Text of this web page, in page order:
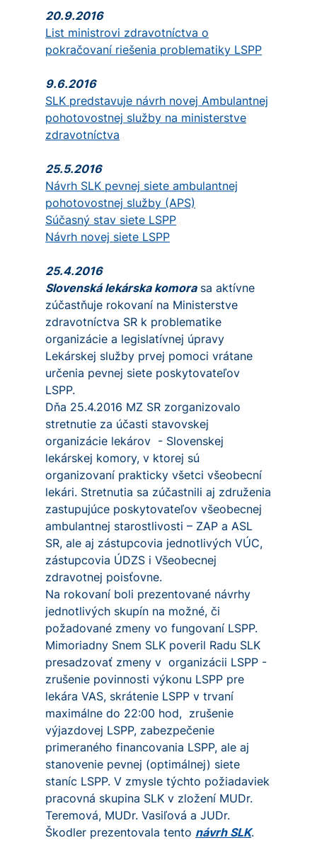
20.9.2016
List ministrovi zdravotníctva o
pokračovaní riešenia problematiky LSPP
9.6.2016
SLK predstavuje návrh novej Ambulantnej
pohotovostnej služby na ministerstve
zdravotníctva
25.5.2016
Návrh SLK pevnej siete ambulantnej
pohotovostnej služby (APS)
Súčasný stav siete LSPP
Návrh novej siete LSPP
25.4.2016
Slovenská lekárska komorasa aktívne
zúčastňuje rokovaní na Ministerstve
zdravotníctva SR k problematike
organizácie a legislatívnej úpravy
Lekárskej služby prvej pomoci vrátane
určenia pevnej siete poskytovateľov
LSPP.
Dňa 25.4.2016 MZ SR zorganizovalo
stretnutie za účasti stavovskej
organizácie lekárov - Slovenskej
lekárskej komory, v ktorej sú
organizovaní prakticky všetci všeobecní
lekári. Stretnutia sa zúčastnili aj združenia
zastupujúce poskytovateľov všeobecnej
ambulantnej starostlivosti – ZAP a ASL
SR, ale aj zástupcovia jednotlivých VÚC,
zástupcovia ÚDZS i Všeobecnej
zdravotnej poisťovne.
Na rokovaní boli prezentované návrhy
jednotlivých skupín na možné, či
požadované zmeny vo fungovaní LSPP.
Mimoriadny Snem SLK poveril Radu SLK
presadzovať zmeny v organizácii LSPP -
zrušenie povinnosti výkonu LSPP pre
lekára VAS, skrátenie LSPP v trvaní
maximálne do 22:00 hod, zrušenie
výjazdovej LSPP, zabezpečenie
primeraného financovania LSPP, ale aj
stanovenie pevnej (optimálnej) siete
staníc LSPP. V zmysle týchto požiadaviek
pracovná skupina SLK v zložení MUDr.
Teremová, MUDr. Vasiľová a JUDr.
Škodler prezentovala tento návrh SLK.